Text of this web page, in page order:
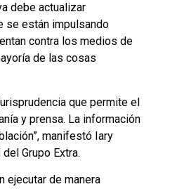
debe actualizar
se están impulsando
contra los medios de
de las cosas
que permite el
y prensa. La información
manifestó Iary
Grupo Extra.
ejecutar de manera